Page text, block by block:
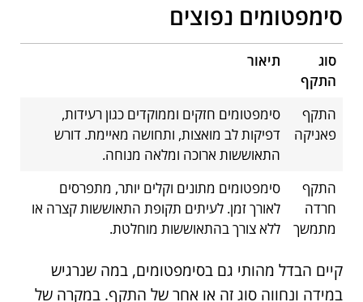
סימפטומים נפוצים
סוג
התקף
תיאור
התקף
פאניקה
סימפטומים חזקים וממוקדים כגון רעידות,
דפיקות לב מואצות, ותחושה מאיימת. דורש
התאוששות ארוכה ומלאה מנוחה.
התקף
חרדה
מתמשך
סימפטומים מתונים וקלים יותר, מתפרסים
לאורך זמן. לעיתים תקופת התאוששות קצרה או
ללא צורך בהתאוששות מוחלטת.
קיים הבדל מהותי גם בסימפטומים, במה שנרגיש
במידה ונחווה סוג זה או אחר של התקף. במקרה של